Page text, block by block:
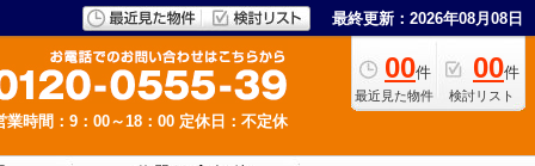
最終更新：2026年08月08日
00件
最近見た物件
00件
検討リスト
業時間：9：00～18：00 定休日：不定休